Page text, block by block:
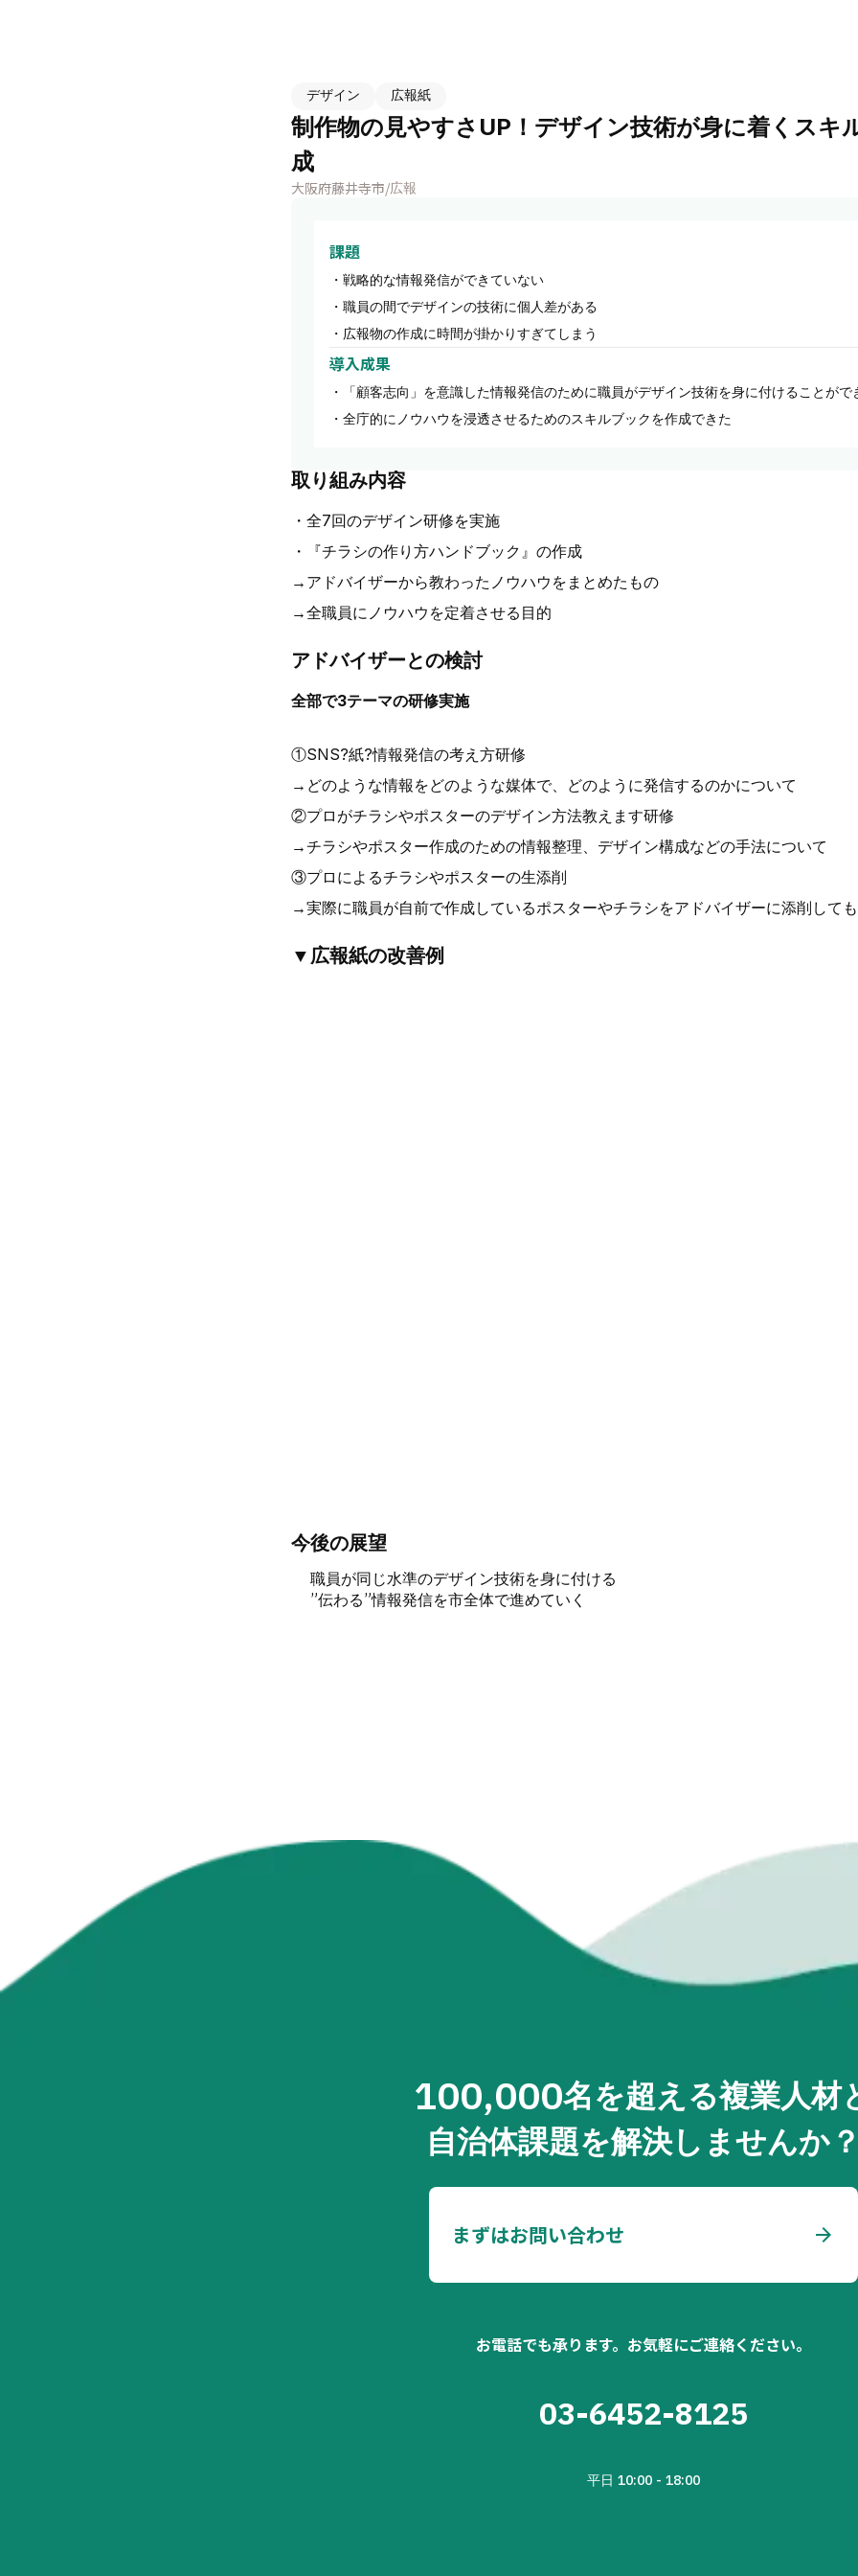
デザイン 広報紙
制作物の見やすさUP！デザイン技術が身に着くスキ
成
大阪府藤井寺市/広報
課題
・戦略的な情報発信ができていない
・職員の間でデザインの技術に個人差がある
・広報物の作成に時間が掛かりすぎてしまう
導入成果
・「顧客志向」を意識した情報発信のために職員がデザイン技術を身に付けることがで
・全庁的にノウハウを浸透させるためのスキルブックを作成できた
取り組み内容
・全7回のデザイン研修を実施
・『チラシの作り方ハンドブック』の作成
→アドバイザーから教わったノウハウをまとめたもの
→全職員にノウハウを定着させる目的
アドバイザーとの検討
全部で3テーマの研修実施
①SNS?紙?情報発信の考え方研修
→どのような情報をどのような媒体で、どのように発信するのかについて
②プロがチラシやポスターのデザイン方法教えます研修
→チラシやポスター作成のための情報整理、デザイン構成などの手法について
③プロによるチラシやポスターの生添削
→実際に職員が自前で作成しているポスターやチラシをアドバイザーに添削して
▼広報紙の改善例
今後の展望
職員が同じ水準のデザイン技術を身に付ける
”伝わる”情報発信を市全体で進めていく
100,000名を超える複業人材
自治体課題を解決しませんか
まずはお問い合わせ arrow_forward
お電話でも承ります。お気軽にご連絡ください。
03-6452-8125
平日 10:00 - 18:00